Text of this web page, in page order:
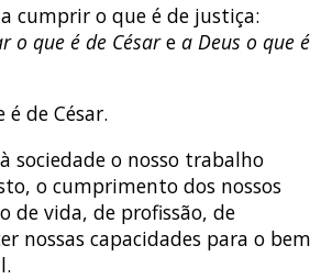
a cumprir o que é de justiça:
o que é de Césare a Deus o que é
é de César.
sociedade o nosso trabalho
o cumprimento dos nossos
de vida, de profissão, de
nossas capacidades para o bem